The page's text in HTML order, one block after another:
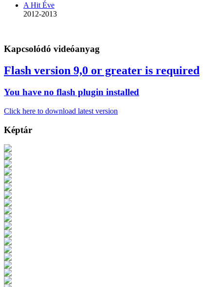
A Hit Éve
2012-2013
Kapcsolódó videóanyag
Flash version 9,0 or greater is required
You have no flash plugin installed
Click here to download latest version
Képtár